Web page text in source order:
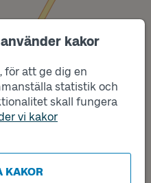
kakor
för att ge dig en
statistik och
skall fungera
vi kakor
KAKOR